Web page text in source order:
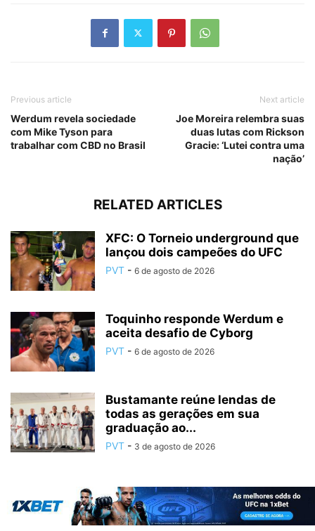
Previous article
Werdum revela sociedade
com Mike Tyson para
trabalhar com CBD no Brasil
Next article
Joe Moreira relembra suas
duas lutas com Rickson
Gracie: ‘Lutei contra uma
nação’
RELATED ARTICLES
XFC: O Torneio underground que
lançou dois campeões do UFC
PVT - 6 de agosto de 2026
Toquinho responde Werdum e
aceita desafio de Cyborg
PVT - 6 de agosto de 2026
Bustamante reúne lendas de
todas as gerações em sua
graduação ao...
PVT - 3 de agosto de 2026